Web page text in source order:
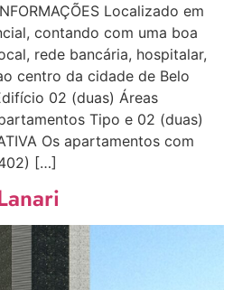
Localizado em
contando com uma boa
rede bancária, hospitalar,
centro da cidade de Belo
02 (duas) Áreas
Tipo e 02 (duas)
Os apartamentos com
[…]